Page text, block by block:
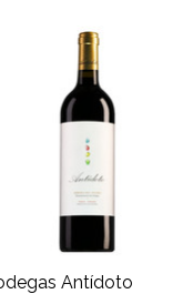
Antídoto